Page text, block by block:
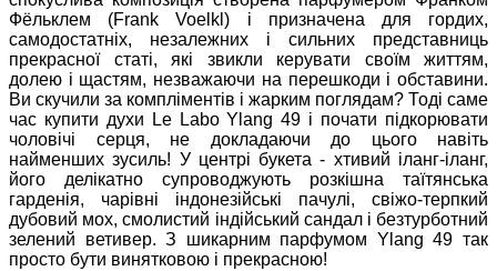
Фёльклем (Frank Voelkl) і призначена для гордих,
самодостатніх, незалежних і сильних представниць
прекрасної статі, які звикли керувати своїм життям,
долею і щастям, незважаючи на перешкоди і обставини.
Ви скучили за компліментів і жарким поглядам? Тоді саме
час купити духи Le Labo Ylang 49 і почати підкорювати
чоловічі серця, не докладаючи до цього навіть
найменших зусиль! У центрі букета - хтивий іланг-іланг,
його делікатно супроводжують розкішна таїтянська
гарденія, чарівні індонезійські пачулі, свіжо-терпкий
дубовий мох, смолистий індійський сандал і безтурботний
зелений ветивер. З шикарним парфумом Ylang 49 так
просто бути винятковою і прекрасною!